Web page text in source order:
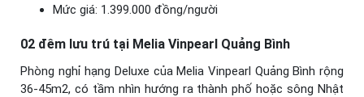
Mức giá: 1.399.000 đồng/người
02 đêm lưu trú tại Melia Vinpearl Quảng Bình
Phòng nghỉ hạng Deluxe của Melia Vinpearl Quảng Bình rộng
36-45m2, có tầm nhìn hướng ra thành phố hoặc sông Nhật